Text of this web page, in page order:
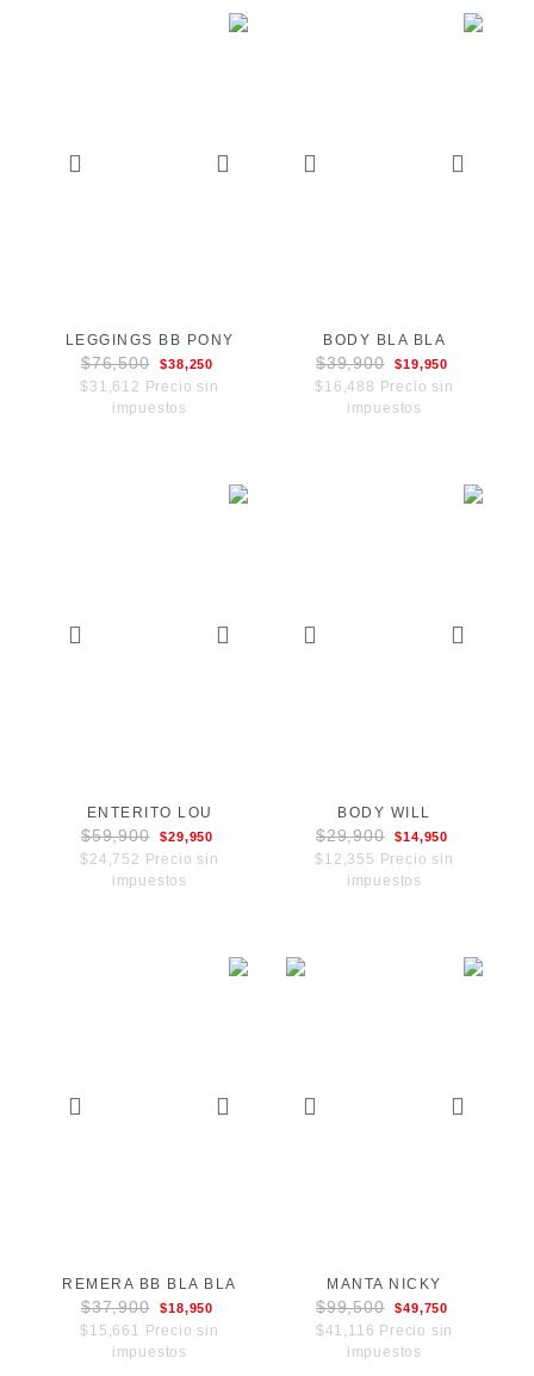
LEGGINGS BB PONY
$76,500 $38,250
$31,612 Precio sin
impuestos
BODY BLA BLA
$39,900 $19,950
$16,488 Precio sin
impuestos
ENTERITO LOU
$59,900 $29,950
$24,752 Precio sin
impuestos
BODY WILL
$29,900 $14,950
$12,355 Precio sin
impuestos
REMERA BB BLA BLA
$37,900 $18,950
$15,661 Precio sin
impuestos
MANTA NICKY
$99,500 $49,750
$41,116 Precio sin
impuestos